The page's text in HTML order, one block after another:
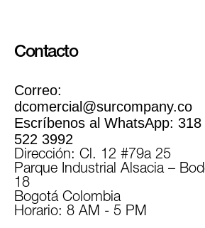
Contacto
Correo:
dcomercial@surcompany.co
Escríbenos al WhatsApp: 318
522 3992
Dirección: Cl. 12 #79a 25
Parque Industrial Alsacia –
18
Bogotá Colombia
Horario: 8 AM - 5 PM